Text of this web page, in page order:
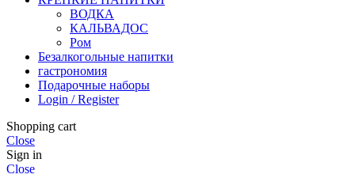
ВОДКА
КАЛЬВАДОС
Ром
Безалкогольные напитки
гастрономия
Подарочные наборы
Login / Register
Shopping cart
Close
Sign in
Close